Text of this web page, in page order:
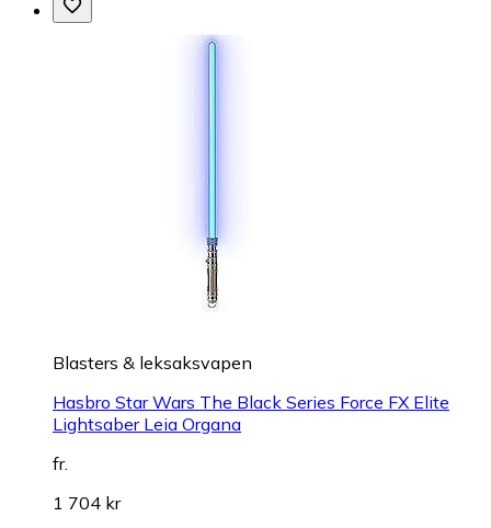
Blasters & leksaksvapen
Hasbro Star Wars The Black Series Force FX Elite
Lightsaber Leia Organa
fr.
1 704 kr